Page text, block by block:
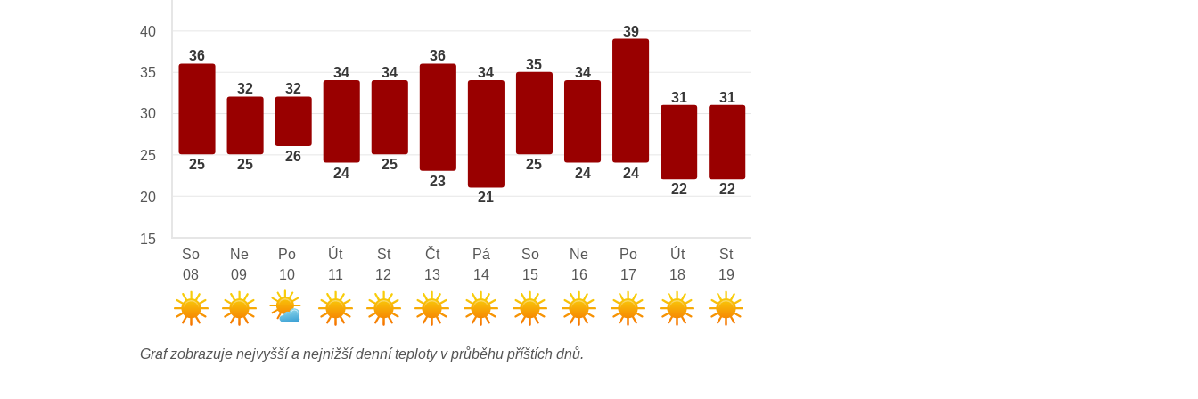
36
25
32
25
32
26
34
24
34
25
36
23
34
21
35
25
34
24
39
24
31
22
31
22
40
35
30
25
20
15
So
08
Ne
09
Po
10
Út
11
St
12
Čt
13
Pá
14
So
15
Ne
16
Po
17
Út
18
St
19
Graf zobrazuje nejvyšší a nejnižší denní teploty v průběhu příštích dnů.